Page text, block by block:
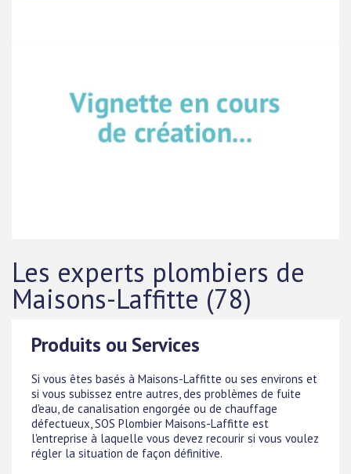
Les experts plombiers de
Maisons-Laffitte (78)
Produits ou Services
Si vous êtes basés à Maisons-Laffitte ou ses environs et
si vous subissez entre autres, des problèmes de fuite
d'eau, de canalisation engorgée ou de chauffage
défectueux, SOS Plombier Maisons-Laffitte est
l'entreprise à laquelle vous devez recourir si vous voulez
régler la situation de façon définitive.